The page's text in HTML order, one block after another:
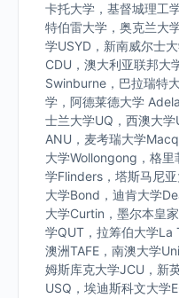
卡托大学，基督城理工
特伯雷大学，奥克兰大
学USYD，新南威尔士
CDU，澳大利亚联邦大
Swinburne，巴拉瑞特
学，阿德莱德大学
士兰大学UQ，西澳大
ANU，麦考瑞大学
大学Wollongong，格
学Flinders，塔斯马尼
大学Bond，迪肯大学
大学Curtin，墨尔本皇
学QUT，拉筹伯大学La
澳洲TAFE，南澳大学
姆斯库克大学JCU，新
USQ，埃迪斯科文大学